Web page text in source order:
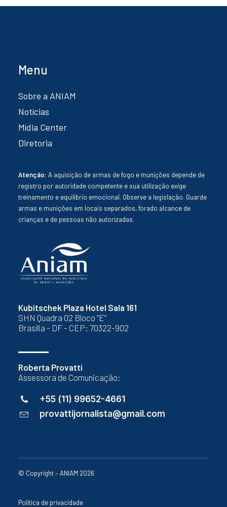
Kubitschek Plaza Hotel Sala 161
SHN Quadra 02 Bloco “E”
Brasília - DF - CEP: 70322-902
Roberta Provatti
Assessora de Comunicação:
+55 (11) 99652-4661
provattijornalista@gmail.com
Menu
Sobre a ANIAM
Notícias
Mídia Center
Diretoria
Atenção: A aquisição de armas de fogo e munições depende de
registro por autoridade competente e sua utilização exige
treinamento e equilíbrio emocional. Observe a legislação. Guarde
armas e munições em locais separados, forado alcance de
crianças e de pessoas não autorizadas.
© Copyright – ANIAM 2026
Política de privacidade